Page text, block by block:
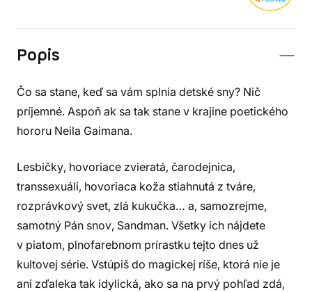
Popis
Čo sa stane, keď sa vám splnia detské sny? Nič
príjemné. Aspoň ak sa tak stane v krajine poetického
hororu Neila Gaimana.
Lesbičky, hovoriace zvieratá, čarodejnica,
transsexuáli, hovoriaca koža stiahnutá z tváre,
rozprávkový svet, zlá kukučka… a, samozrejme,
samotný Pán snov, Sandman. Všetky ich nájdete
v piatom, plnofarebnom prírastku tejto dnes už
kultovej série. Vstúpiš do magickej ríše, ktorá nie je
ani zďaleka tak idylická, ako sa na prvý pohľad zdá,